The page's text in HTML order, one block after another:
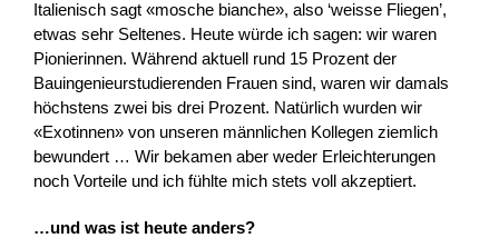
Italienisch sagt «mosche bianche», also ‘weisse Fliegen’,
etwas sehr Seltenes. Heute würde ich sagen: wir waren
Pionierinnen. Während aktuell rund 15 Prozent der
Bauingenieurstudierenden Frauen sind, waren wir damals
höchstens zwei bis drei Prozent. Natürlich wurden wir
«Exotinnen» von unseren männlichen Kollegen ziemlich
bewundert … Wir bekamen aber weder Erleichterungen
noch Vorteile und ich fühlte mich stets voll akzeptiert.
…und was ist heute anders?